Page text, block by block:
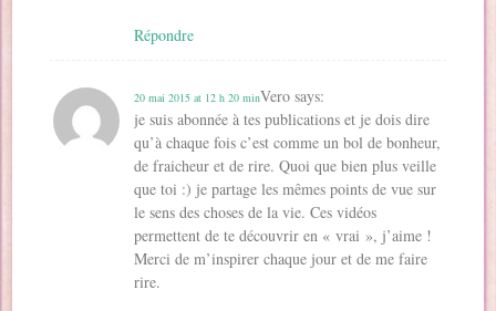
Répondre
Vero says:
20 mai 2015 at 12 h 20 min
je suis abonnée à tes publications et je dois dire
qu’à chaque fois c’est comme un bol de bonheur,
de fraicheur et de rire. Quoi que bien plus veille
que toi :) je partage les mêmes points de vue sur
le sens des choses de la vie. Ces vidéos
permettent de te découvrir en « vrai », j’aime !
Merci de m’inspirer chaque jour et de me faire
rire.